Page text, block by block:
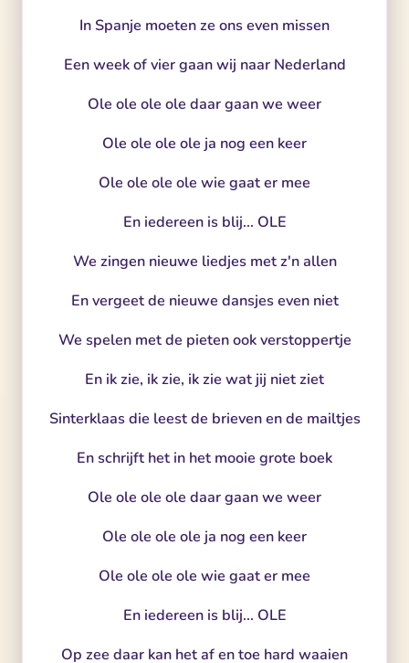
In Spanje moeten ze ons even missen
Een week of vier gaan wij naar Nederland
Ole ole ole ole daar gaan we weer
Ole ole ole ole ja nog een keer
Ole ole ole ole wie gaat er mee
En iedereen is blij... OLE
We zingen nieuwe liedjes met z'n allen
En vergeet de nieuwe dansjes even niet
We spelen met de pieten ook verstoppertje
En ik zie, ik zie, ik zie wat jij niet ziet
Sinterklaas die leest de brieven en de mailtjes
En schrijft het in het mooie grote boek
Ole ole ole ole daar gaan we weer
Ole ole ole ole ja nog een keer
Ole ole ole ole wie gaat er mee
En iedereen is blij... OLE
Op zee daar kan het af en toe hard waaien